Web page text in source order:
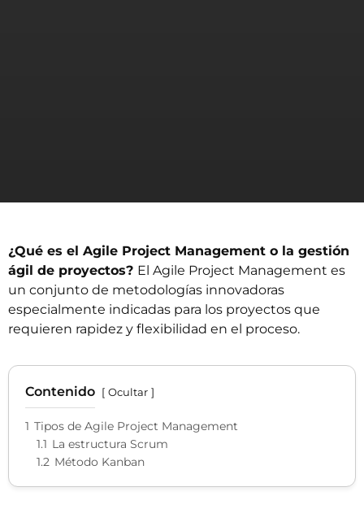
¿Qué es el Agile Project Management o la gestión
ágil de proyectos? El Agile Project Management es
un conjunto de metodologías innovadoras
especialmente indicadas para los proyectos que
requieren rapidez y flexibilidad en el proceso.
Contenido Ocultar
1 Tipos de Agile Project Management
1.1 La estructura Scrum
1.2 Método Kanban